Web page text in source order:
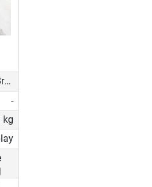
Reibung/Bremsklotz
-
kg